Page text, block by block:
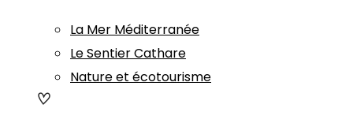
La Mer Méditerranée
Le Sentier Cathare
Nature et écotourisme